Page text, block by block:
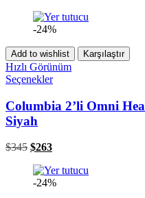
-24%
Add to wishlist Karşılaştır
Hızlı Görünüm
Seçenekler
Columbia 2’li Omni
Siyah
$345 $263
-24%